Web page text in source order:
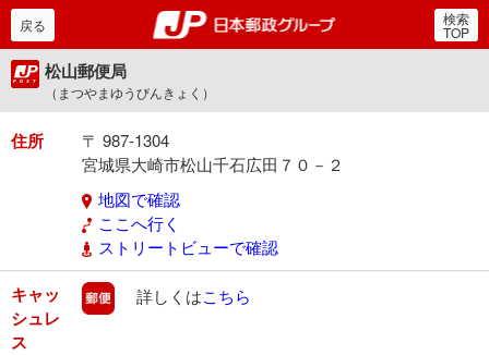
郵便局・日本郵政グルー
戻る 検索
TOP
松山郵便局
（まつやまゆうびんきょく）
住所
〒 987-1304
宮城県大崎市松山千石広田７０－２
地図で確認
ここへ行く
ストリートビューで確認
キャッ
シュレ
ス
郵便
詳しくはこちら